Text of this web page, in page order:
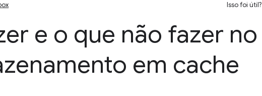
Isso foi útil?
e o que não fazer no
em cache